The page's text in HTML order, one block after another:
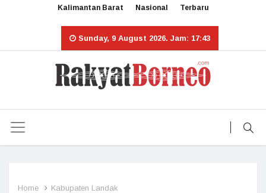
Kalimantan Barat Nasional Terbaru
Sunday, 9 August 2026. Jam: 17:43
Home Kabupaten Landak